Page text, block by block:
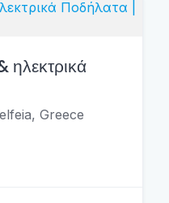
ηλεκτρικά
Greece